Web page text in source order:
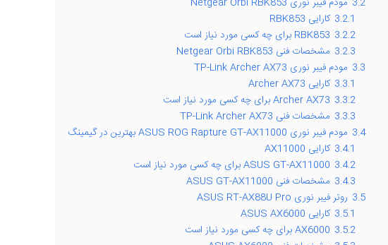
3.2.1 کارایی RBK853
3.2.2 RBK853 برای چه کسی مورد نیاز است
3.2.3 مشخصات فنی Netgear Orbi RBK853
3.3 مودم فیبر نوری TP-Link Archer AX73
3.3.1 کارایی Archer AX73
3.3.2 Archer AX73 برای چه کسی مورد نیاز است
3.3.3 مشخصات فنی TP-Link Archer AX73
3.4 مودم فیبر نوری ASUS ROG Rapture GT-AX11000 بهترین در گیمینگ
3.4.1 کارایی AX11000
3.4.2 ASUS GT-AX11000 برای چه کسی مورد نیاز است
3.4.3 مشخصات فنی ASUS GT-AX11000
3.5 روتر فیبر نوری ASUS RT-AX88U Pro
3.5.1 کارایی ASUS AX6000
3.5.2 AX6000 برای چه کسی مورد نیاز است